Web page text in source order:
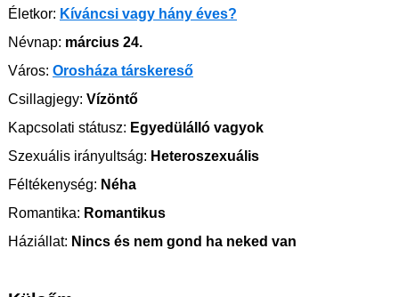
Életkor: Kíváncsi vagy hány éves?
Névnap: március 24.
Város: Orosháza társkereső
Csillagjegy: Vízöntő
Kapcsolati státusz: Egyedülálló vagyok
Szexuális irányultság: Heteroszexuális
Féltékenység: Néha
Romantika: Romantikus
Háziállat: Nincs és nem gond ha neked van